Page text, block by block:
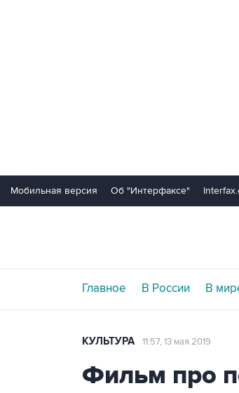
Мобильная версия Об "Интерфаксе"
Главное В России В
КУЛЬТУРА 11:57, 13 мая 2019
Фильм про